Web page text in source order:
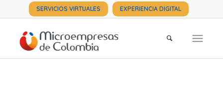
SERVICIOS VIRTUALES EXPERIENCIA DIGITAL